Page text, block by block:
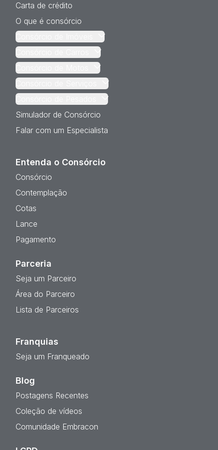
Carta de crédito
O que é consórcio
Simulador de Consórcio
Falar com um Especialista
Entenda o Consórcio
Consórcio
Contemplação
Cotas
Lance
Pagamento
Parceria
Seja um Parceiro
Área do Parceiro
Lista de Parceiros
Franquias
Seja um Franqueado
Blog
Postagens Recentes
Coleção de vídeos
Comunidade Embracon